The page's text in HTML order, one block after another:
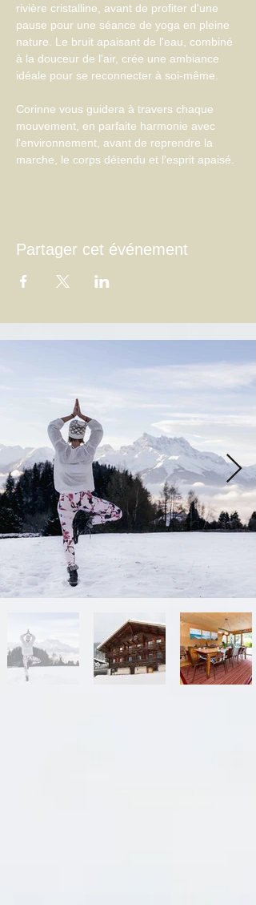
rivière cristalline, avant de profiter d'une
pause pour une séance de yoga en pleine
nature. Le bruit apaisant de l'eau, combiné
à la douceur de l'air, crée une ambiance
idéale pour se reconnecter à soi-même.
Corinne vous guidera à travers chaque
mouvement, en parfaite harmonie avec
l'environnement, avant de reprendre la
marche, le corps détendu et l'esprit apaisé.
Partager cet événement